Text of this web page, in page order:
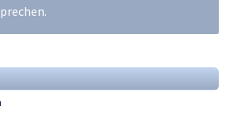
Leuchtmittel
►